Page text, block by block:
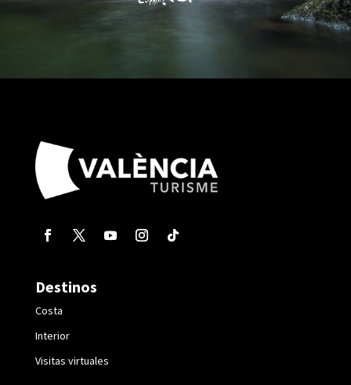
Destinos
Costa
Interior
Visitas virtuales